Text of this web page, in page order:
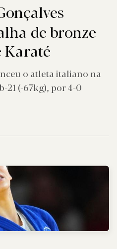
de bronze
Karaté
o atleta italiano na
21 (-67kg), por 4-0